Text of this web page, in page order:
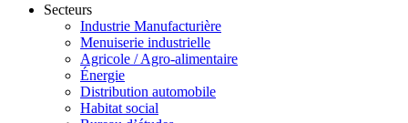
Secteurs
Industrie Manufacturière
Menuiserie industrielle
Agricole / Agro-alimentaire
Énergie
Distribution automobile
Habitat social